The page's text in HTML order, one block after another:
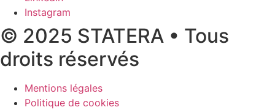
Instagram
© 2025 STATERA • Tous
droits réservés
Mentions légales
Politique de cookies